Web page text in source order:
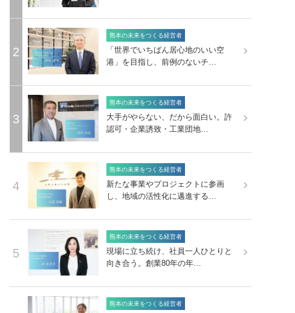
2
熊本の未来をつくる経営者
「世界でいちばん居心地のいい空
港」を目指し、前例のないチ…
3
熊本の未来をつくる経営者
大手がやらない、だから面白い。許
認可・企業誘致・工業団地…
4
熊本の未来をつくる経営者
新たな事業やプロジェクトに参画
し、地域の活性化に邁進する…
5
熊本の未来をつくる経営者
現場に立ち続け、社員一人ひとりと
向き合う。創業80年の年…
熊本の未来をつくる経営者